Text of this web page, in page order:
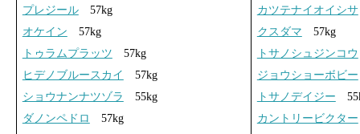
プレジール57kg
オケイン 57kg
トゥラムプラッツ 57kg
ヒデノブルースカイ
57kg
ショウナンナツゾラ
55kg
ダノンペドロ
57kg
カツテナイオイシサ
クスダマ 57kg
トサノシュジンコウ
ジョウショーボビー
トサノデイジー
カントリービクター